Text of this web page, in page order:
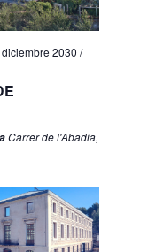
2030 /
Carrer de l'Abadia,